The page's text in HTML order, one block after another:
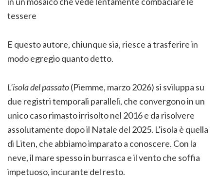
tessere
E questo autore, chiunque sia, riesce a trasferire in
modo egregio quanto detto.
L’isola del passato(Piemme, marzo 2026) si sviluppa su
due registri temporali paralleli, che convergono in un
unico caso rimasto irrisolto nel 2016 e da risolvere
assolutamente dopo il Natale del 2025. L’isola è quella
di Liten, che abbiamo imparato a conoscere. Con la
neve, il mare spesso in burrasca e il vento che soffia
impetuoso, incurante del resto.